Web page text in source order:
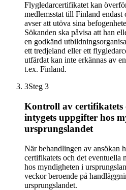
Flygledarcertifikatet kan
medlemsstat till Finland
avser att utöva sina
Sökanden ska påvisa att han
en godkänd
ett tredjeland eller ett
utfärdat kan inte erkännas av
t.ex. Finland.
3Steg 3
Kontroll av certifikatets
intygets uppgifter hos
ursprungslandet
När behandlingen av ansökan
certifikatets och det eventuella
hos myndigheten i
veckor beroende på
ursprungslandet.